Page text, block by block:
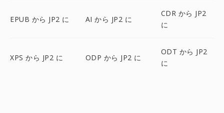
EPUB から JP2 に AI から JP2 に
CDR から JP2
に
XPS から JP2 に ODP から JP2 に
ODT から JP2
に